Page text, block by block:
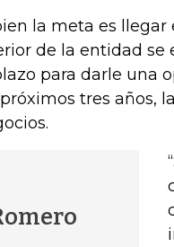
la meta es llegar
de la entidad se
para darle una
próximos tres años,